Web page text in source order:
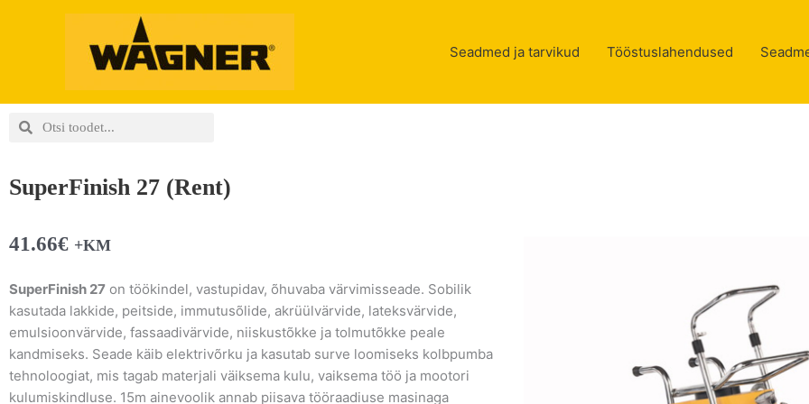
Seadmed ja tarvikud Tööstuslahendused
SearchSearch
SuperFinish 27 (Rent)
41.66€ +KM
SuperFinish 27 on töökindel, vastupidav, õhuvaba värvimisseade. Sobilik
kasutada lakkide, peitside, immutusõlide, akrüülvärvide, lateksvärvide,
emulsioonvärvide, fassaadivärvide, niiskustõkke ja tolmutõkke peale
kandmiseks. Seade käib elektrivõrku ja kasutab surve loomiseks kolbpumba
tehnoloogiat, mis tagab materjali väiksema kulu, vaiksema töö ja mootori
kulumiskindluse. 15m ainevoolik annab piisava tööraadiuse masinaga